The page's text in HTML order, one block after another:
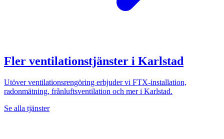
Fler ventilationstjänster i Karlstad
Utöver ventilationsrengöring erbjuder vi FTX-installation,
radonmätning, frånluftsventilation och mer i Karlstad.
Se alla tjänster